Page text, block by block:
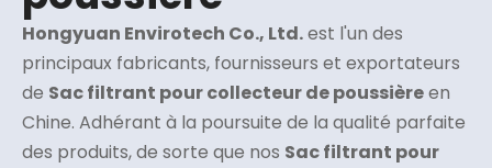
Hongyuan Envirotech Co., Ltd.est l'un des
principaux fabricants, fournisseurs et exportateurs
de Sac filtrant pour collecteur de poussièreen
Chine. Adhérant à la poursuite de la qualité parfaite
des produits, de sorte que nos Sac filtrant pour